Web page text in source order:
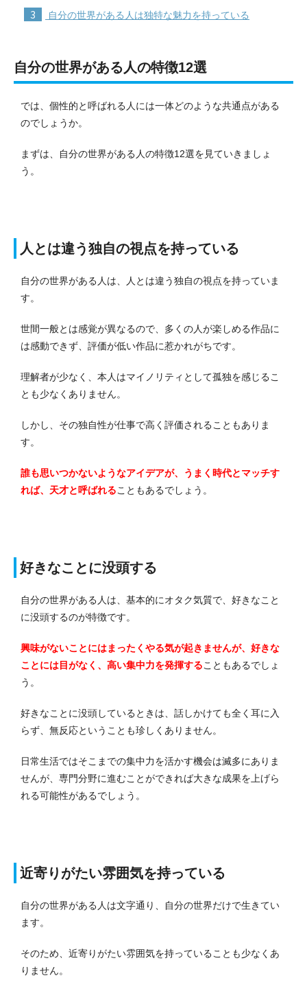
3 自分の世界がある人は独特な魅力を持っている
自分の世界がある人の特徴12選
では、個性的と呼ばれる人には一体どのような共通点がある
のでしょうか。
まずは、自分の世界がある人の特徴12選を見ていきましょ
う。
人とは違う独自の視点を持っている
自分の世界がある人は、人とは違う独自の視点を持っていま
す。
世間一般とは感覚が異なるので、多くの人が楽しめる作品に
は感動できず、評価が低い作品に惹かれがちです。
理解者が少なく、本人はマイノリティとして孤独を感じるこ
とも少なくありません。
しかし、その独自性が仕事で高く評価されることもありま
す。
誰も思いつかないようなアイデアが、うまく時代とマッチす
れば、天才と呼ばれることもあるでしょう。
好きなことに没頭する
自分の世界がある人は、基本的にオタク気質で、好きなこと
に没頭するのが特徴です。
興味がないことにはまったくやる気が起きませんが、好きな
ことには目がなく、高い集中力を発揮することもあるでしょ
う。
好きなことに没頭しているときは、話しかけても全く耳に入
らず、無反応ということも珍しくありません。
日常生活ではそこまでの集中力を活かす機会は滅多にありま
せんが、専門分野に進むことができれば大きな成果を上げら
れる可能性があるでしょう。
近寄りがたい雰囲気を持っている
自分の世界がある人は文字通り、自分の世界だけで生きてい
ます。
そのため、近寄りがたい雰囲気を持っていることも少なくあ
りません。